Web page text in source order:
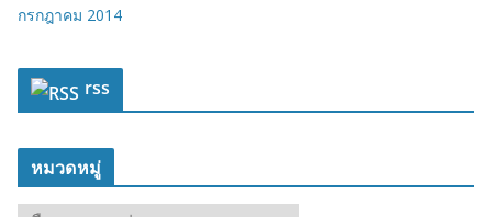
กรกฎาคม 2014
rss
หมวดหมู่